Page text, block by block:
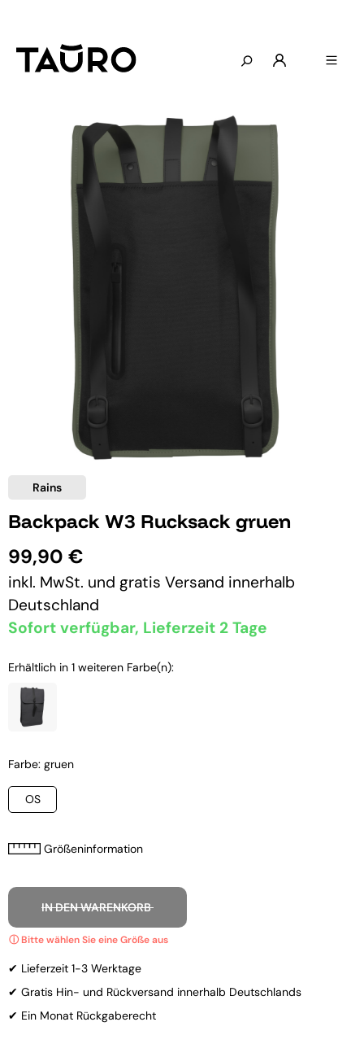
Rains
Backpack W3 Rucksack gruen
99,90 €
inkl. MwSt. und gratis Versand innerhalb
Deutschland
Sofort verfügbar, Lieferzeit 2 Tage
Erhältlich in 1 weiteren Farbe(n):
Farbe: gruen
OS
Größeninformation
IN DEN WARENKORB
✔ Lieferzeit 1-3 Werktage
✔ Gratis Hin- und Rückversand innerhalb Deutschlands
✔ Ein Monat Rückgaberecht